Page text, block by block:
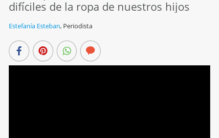
difíciles de la ropa de nuestros hijos
Estefanía Esteban, Periodista